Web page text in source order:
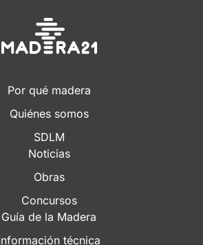
Por qué madera
Quiénes somos
SDLM
Noticias
Obras
Concursos
Guía de la Madera
técnica